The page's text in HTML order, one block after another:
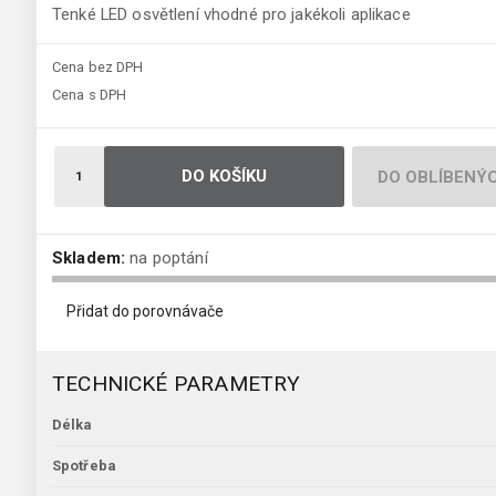
Tenké LED osvětlení vhodné pro jakékoli aplikace
Cena bez DPH
Cena s DPH
DO KOŠÍKU DO
Skladem: na poptání
Přidat do porovnávače
TECHNICKÉ PARAMETRY
Délka
Spotřeba